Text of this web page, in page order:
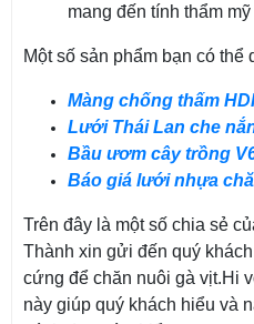
mang đến tính thẩm
Một số sản phẩm bạn có thể
Màng chống thấm
Lưới Thái Lan che
Bầu ươm cây trồng
Báo giá lưới nhựa
Trên đây là một số chia sẻ
Thành xin gửi đến quý
cứng để chăn nuôi gà vịt.Hi
này giúp quý khách hiểu và